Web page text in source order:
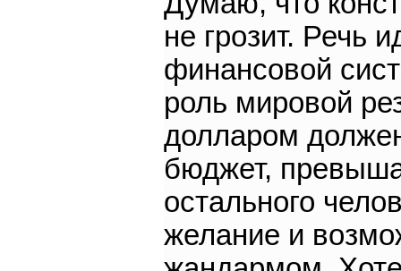
не грозит. Речь
финансовой
роль мировой
долларом
бюджет,
остального
желание и